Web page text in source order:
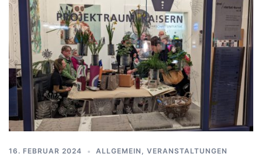
16. FEBRUAR 2024 ALLGEMEIN VERANSTALTUNGEN